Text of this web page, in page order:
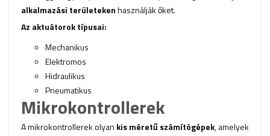
alkalmazási területekenhasználják őket.
Az aktuátorok típusai:
Mechanikus
Elektromos
Hidraulikus
Pneumatikus
Mikrokontrollerek
A mikrokontrollerek olyan kis méretű számítógépek, amelyek